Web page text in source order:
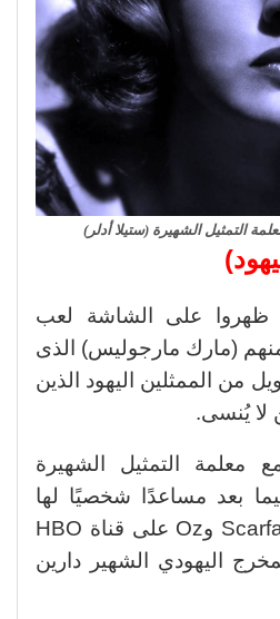
التمثيل الشهيرة (ستيلا أدلر)
ظهروا على الشاشة لعب
(مارك مارجوليس) الذى
من الممثلين اليهود الذين
لا يُنسى.
التمثيل الشهيرة
بعد مساعدًا شخصيًا لها
قبل أن يظهر في Scarface وOz على قناة HBO
اليهودي الشهير دارين